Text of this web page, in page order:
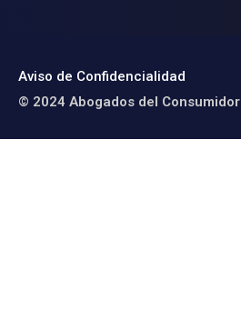
Aviso de Confidencialidad
© 2024 Abogados del Consumidor